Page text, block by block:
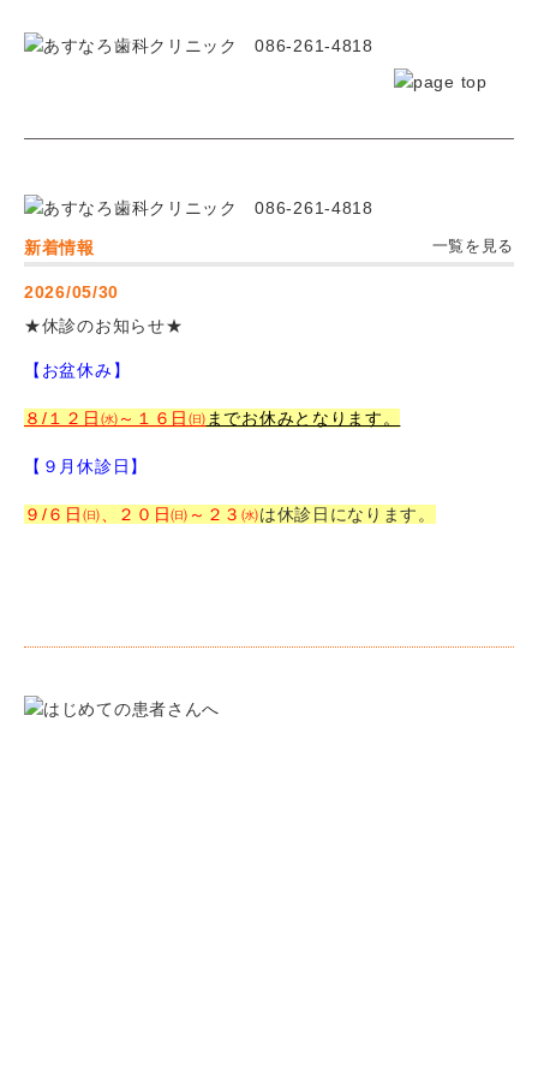
新着情報 一覧を見る
2026/05/30
★休診のお知らせ★
【お盆休み】
８/１２日㈬～１６日㈰ までお休みとなります。
【９月休診日】
９/６日㈰、２０日㈰～２３㈬は休診日になります。